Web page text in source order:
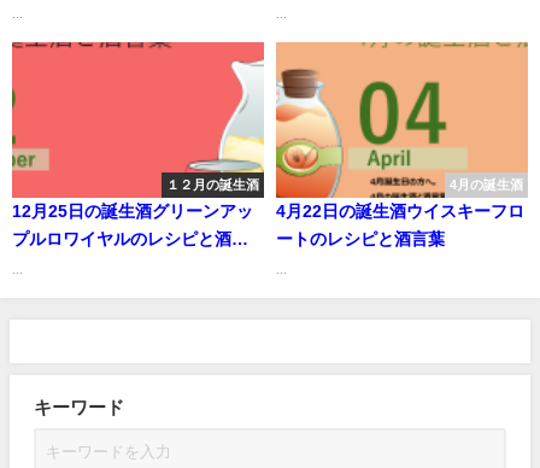
１２月の誕生酒
12月25日の誕生酒グリーンアッ
プルロワイヤルのレシピと酒言
4月の誕生酒
4月22日の誕生酒ウイスキーフロ
ートのレシピと酒言葉
キーワード